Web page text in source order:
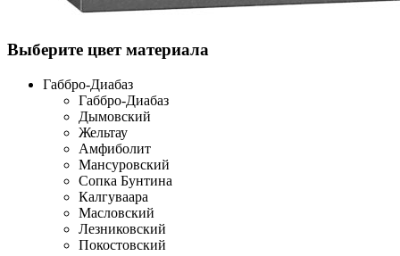
Выберите цвет материала
Габбро-Диабаз
Габбро-Диабаз
Дымовский
Жельтау
Амфиболит
Мансуровский
Сопка Бунтина
Калгуваара
Масловский
Лезниковский
Покостовский